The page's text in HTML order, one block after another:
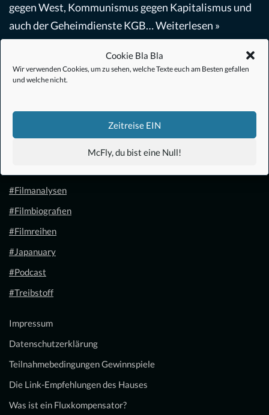
Cookie Bla Bla
Wir verwenden Cookies, um zu sehen, welche Texte euch am Besten gefallen
und welche nicht.
Zeitreise EIN
McFly, du bist eine Null!
gegen West, Kommunismus gegen Kapitalismus und
auch der Geheimdienste KGB…Weiterlesen »
#Filmanalysen
#Filmbiografien
#Filmreihen
#Japanuary
#Podcast
#Treibstoff
Impressum
Datenschutzerklärung
Teilnahmebedingungen Gewinnspiele
Die Link-Empfehlungen des Hauses
Was ist ein Fluxkompensator?